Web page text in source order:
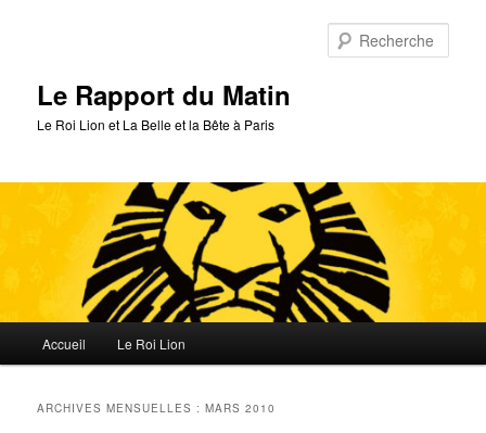
Le Rapport du Matin
Le Roi Lion et La Belle et la Bête à Paris
principal
Accueil Le Roi Lion
ARCHIVES MENSUELLES :MARS 2010